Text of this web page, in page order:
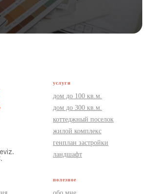
услуги
дом до 100 кв.м.
дом до 300 кв.м.
коттеджный поселок
жилой комплекс
генплан застройки
ландшафт
полезное